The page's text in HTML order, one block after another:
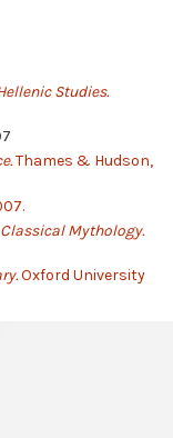
Studies.
Thames & Hudson,
Mythology.
Oxford University